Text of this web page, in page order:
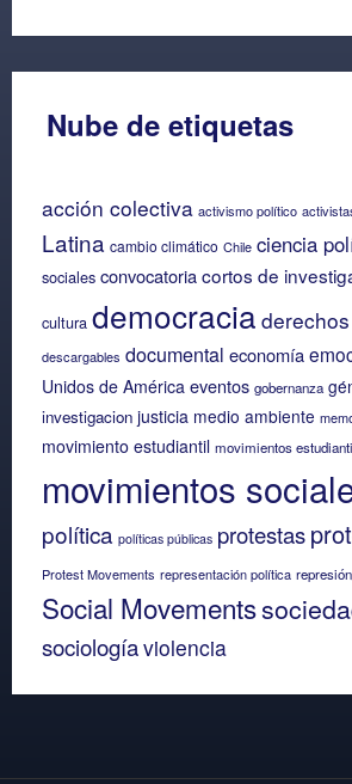
Nube de etiquetas
acción colectiva activismo político
Latina cambio climático Chile ciencia
sociales convocatoriacortos de
cultura democracia
descargables documental economía
Unidos de América eventos gobernanza
investigacion justicia medio ambiente
movimiento estudiantil movimientos
movimientos
política políticas públicas protestas
Protest Movements representación política represión
Social Movements
sociologíaviolencia